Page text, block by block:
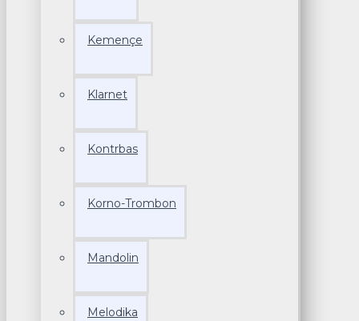
Kemençe
Klarnet
Kontrbas
Korno-Trombon
Mandolin
Melodika